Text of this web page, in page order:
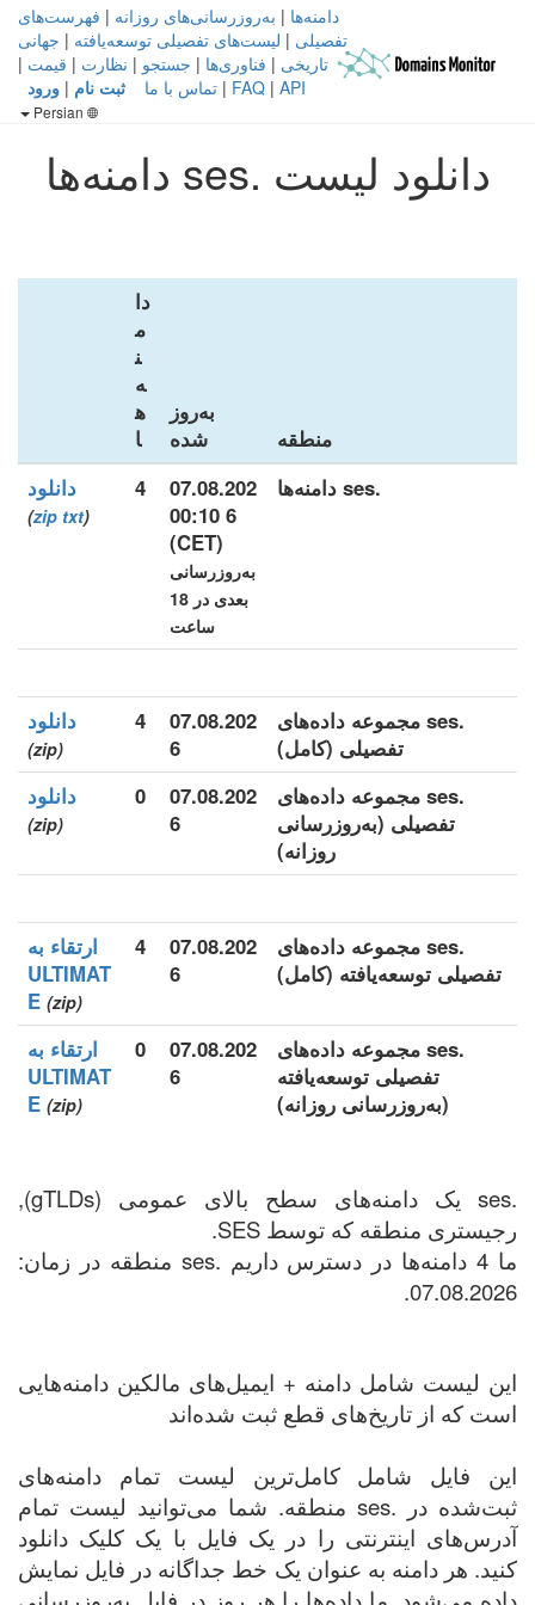
دامنه‌ها | به‌روزرسانی‌های روزانه | فهرست‌های
تفصیلی | لیست‌های تفصیلی توسعه‌یافته | جهانی
تاریخی | فناوری‌ها | جستجو | نظارت | قیمت |
FAQ | API
| تماس با ما ثبت نام | ورود
دانلود لیست .ses دامنه‌ها
منطقه
به‌روز
شده
دا
م
ن
ه‌
ه
ا
.ses دامنه‌ها
07.08.202
6 00:10
(CET)
به‌روزرسانی
بعدی در 18
ساعت
4 دانلود
(
zip txt
)
.ses مجموعه داده‌های
تفصیلی (کامل)
07.08.202
6
4 دانلود
(zip)
.ses مجموعه داده‌های
تفصیلی (به‌روزرسانی
روزانه)
07.08.202
6
0 دانلود
(zip)
.ses مجموعه داده‌های
تفصیلی توسعه‌یافته (کامل)
07.08.202
6
4
ارتقاء به
ULTIMAT
E (zip)
.ses مجموعه داده‌های
تفصیلی توسعه‌یافته
(به‌روزرسانی روزانه)
07.08.202
6
0
ارتقاء به
ULTIMAT
E (zip)
.ses یک دامنه‌های سطح بالای عمومی (gTLDs),
رجیستری منطقه که توسط SES.
ما 4 دامنه‌ها در دسترس داریم .ses منطقه در زمان:
07.08.2026.
این لیست شامل دامنه + ایمیل‌های مالکین دامنه‌هایی
است که از تاریخ‌های قطع ثبت شده‌اند
این فایل شامل کامل‌ترین لیست تمام دامنه‌های
ثبت‌شده در .ses منطقه. شما می‌توانید لیست تمام
آدرس‌های اینترنتی را در یک فایل با یک کلیک دانلود
کنید. هر دامنه به عنوان یک خط جداگانه در فایل نمایش